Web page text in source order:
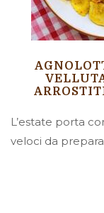
L’estate porta
veloci da